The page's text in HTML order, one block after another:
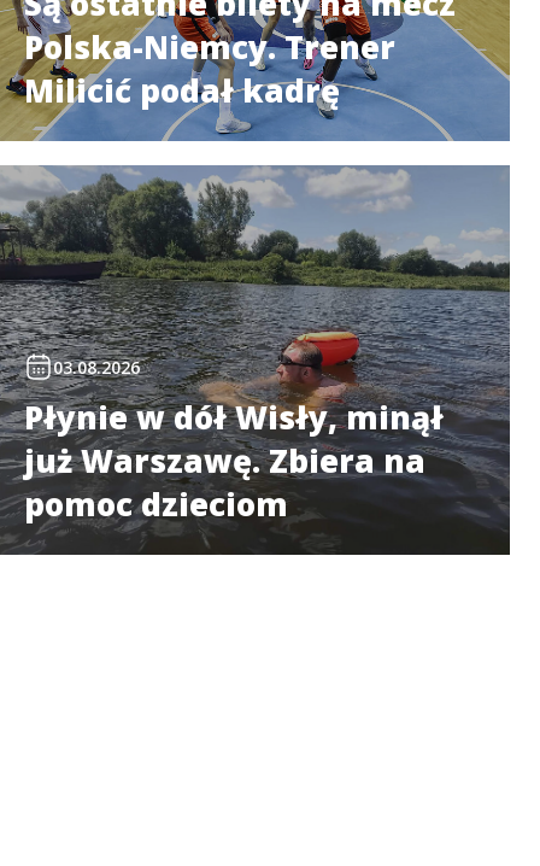
Polska-Niemcy. Trener
Milicić podał kadrę
03.08.2026
Płynie w dół Wisły, minął
już Warszawę. Zbiera na
pomoc dzieciom